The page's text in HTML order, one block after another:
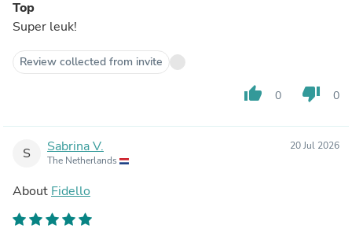
Top
Super leuk!
Review collected from invite
thumb_up 0 thumb_down 0
S Sabrina V.
The Netherlands
20 Jul 2026
About Fidello